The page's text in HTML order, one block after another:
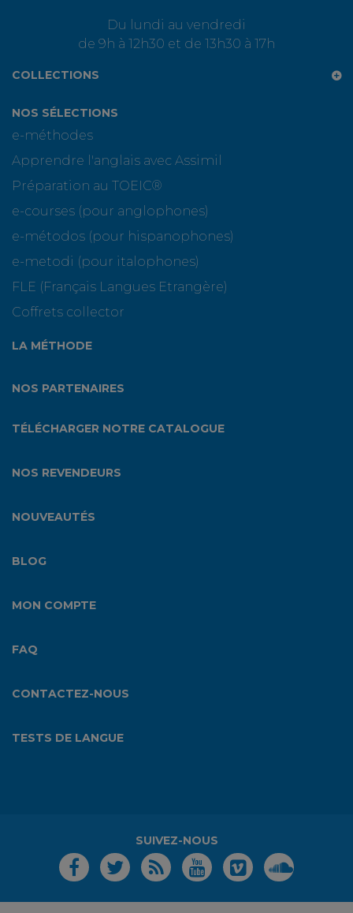
Du lundi au vendredi
de 9h à 12h30 et de 13h30 à 17h
COLLECTIONS
NOS SÉLECTIONS
e-méthodes
Apprendre l'anglais avec Assimil
Préparation au TOEIC®
e-courses (pour anglophones)
e-métodos (pour hispanophones)
e-metodi (pour italophones)
FLE (Français Langues Etrangère)
Coffrets collector
LA MÉTHODE
NOS PARTENAIRES
TÉLÉCHARGER NOTRE CATALOGUE
NOS REVENDEURS
NOUVEAUTÉS
BLOG
MON COMPTE
FAQ
CONTACTEZ-NOUS
TESTS DE LANGUE
SUIVEZ-NOUS